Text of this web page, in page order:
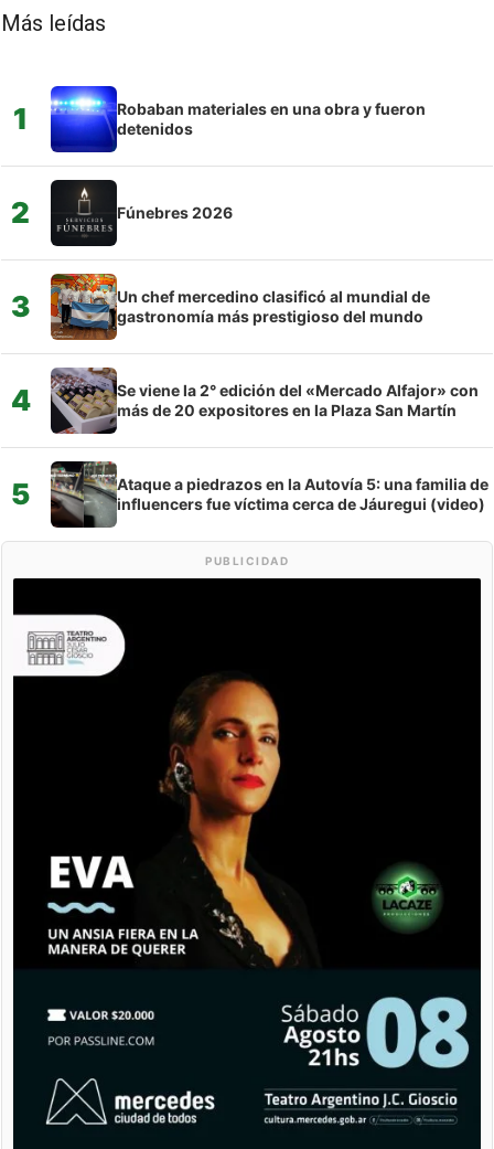
Más leídas
1
Robaban materiales en una obra y fueron
detenidos
2 Fúnebres 2026
3
Un chef mercedino clasificó al mundial de
gastronomía más prestigioso del mundo
4
Se viene la 2° edición del «Mercado Alfajor» con
más de 20 expositores en la Plaza San Martín
5
Ataque a piedrazos en la Autovía 5: una familia de
influencers fue víctima cerca de Jáuregui (video)
PUBLICIDAD